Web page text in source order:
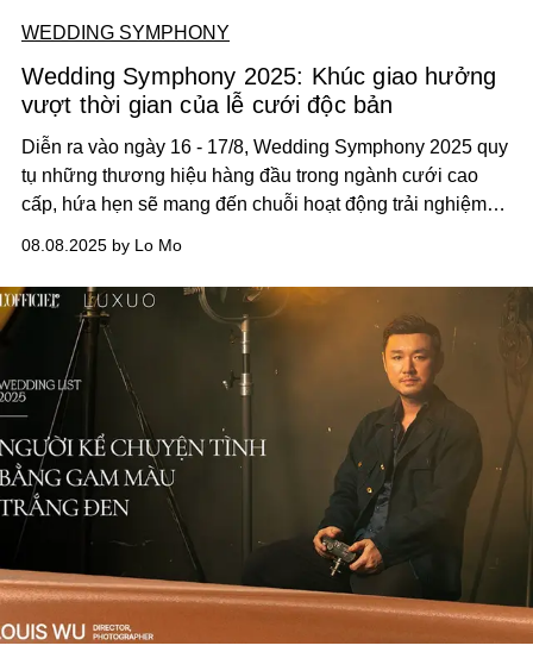
WEDDING SYMPHONY
Wedding Symphony 2025: Khúc giao hưởng
vượt thời gian của lễ cưới độc bản
Diễn ra vào ngày 16 - 17/8, Wedding Symphony 2025 quy
tụ những thương hiệu hàng đầu trong ngành cưới cao
cấp, hứa hẹn sẽ mang đến chuỗi hoạt động trải nghiệm
08.08.2025 by Lo Mo